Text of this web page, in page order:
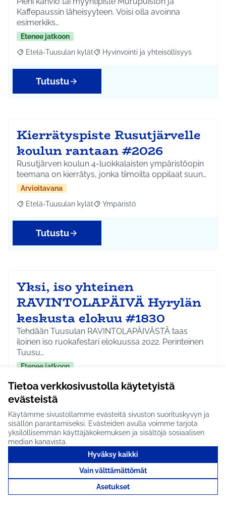
Tietoa verkkosivustolla käytetyistä
evästeistä
Käytämme sivustollamme evästeitä sivuston suorituskyvyn ja
sisällön parantamiseksi. Evästeiden avulla voimme tarjota
yksilöllisemmän käyttäjäkokemuksen ja sisältöjä sosiaalisen
median kanavista.
Hyväksy kaikki
Vain välttämättömät
Asetukset
Kaffepaussin läheisyyteen. Voisi olla avoinna
esimerkiks…
Etenee jatkoon
Rajaa tulokset aihepiirin mukaan: Etelä-Tuusulan kylät
Etelä-Tuusulan kylät Rajaa tulokset teeman mukaan:
Hyvinvointi ja yhteisöllisyys
Tutustu
Kierrätyspiste Rusutjärvelle
koulun rantaan #2026
Rusutjärven koulun 4-luokkalaisten ympäristöopin
teemana on kierrätys, jonka tiimoilta oppilaat suun…
Arvioitavana
Rajaa tulokset aihepiirin mukaan: Etelä-Tuusulan kylät
Etelä-Tuusulan kylät Rajaa tulokset teeman mukaan:
Ympäristö
Tutustu
Yksi, iso yhteinen
RAVINTOLAPÄIVÄ Hyrylän
keskusta elokuu #1830
Tehdään Tuusulan RAVINTOLAPÄIVÄSTÄ taas
iloinen iso ruokafestari elokuussa 2022. Perinteinen
Tuusu…
Etenee jatkoon
Rajaa tulokset aihepiirin mukaan: Koko Tuusula
Koko Tuusula Rajaa tulokset teeman mukaan: Hyvinvointi ja
Hyvinvointi ja yhteisöllisyys
Tutustu
Frisbeegolfkoreja
lähiliikuntapaikalle Hyrylän
Hyökkälään #1979